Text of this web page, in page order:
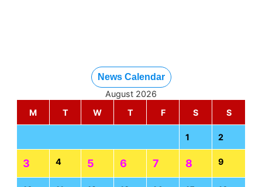
News Calendar
August 2026
M
T W T F S S
1 2
3 4 5 6 7 8 9